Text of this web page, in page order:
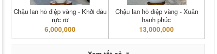
Chậu lan hồ điệp vàng - Khởi đầu
rực rỡ
6,000,000
Chậu lan hồ điệp vàng - Xuân
hạnh phúc
13,000,000